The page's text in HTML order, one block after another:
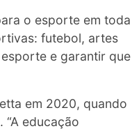
o esporte em toda
futebol, artes
e garantir que
em 2020, quando
educação